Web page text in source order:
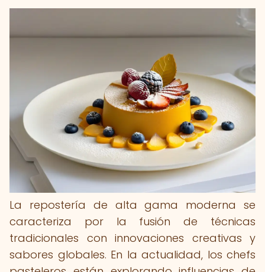
La repostería de alta gama moderna se
caracteriza por la fusión de técnicas
tradicionales con innovaciones creativas y
sabores globales. En la actualidad, los chefs